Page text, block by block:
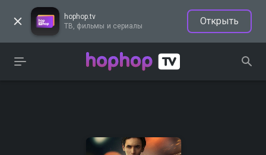
hophop.tv
ТВ, фильмы и сериалы
Открыть